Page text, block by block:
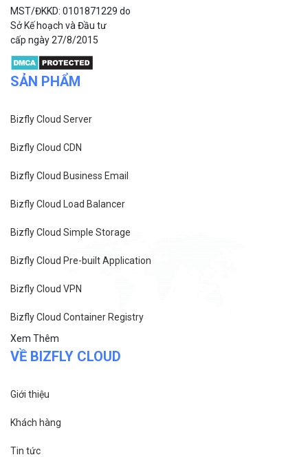
MST/ĐKKD: 0101871229 do
Sở Kế hoạch và Đầu tư
cấp ngày 27/8/2015
SẢN PHẨM
Bizfly Cloud Server
Bizfly Cloud CDN
Bizfly Cloud Business Email
Bizfly Cloud Load Balancer
Bizfly Cloud Simple Storage
Bizfly Cloud Pre-built Application
Bizfly Cloud VPN
Bizfly Cloud Container Registry
Xem Thêm
VỀ BIZFLY CLOUD
Giới thiệu
Khách hàng
Tin tức